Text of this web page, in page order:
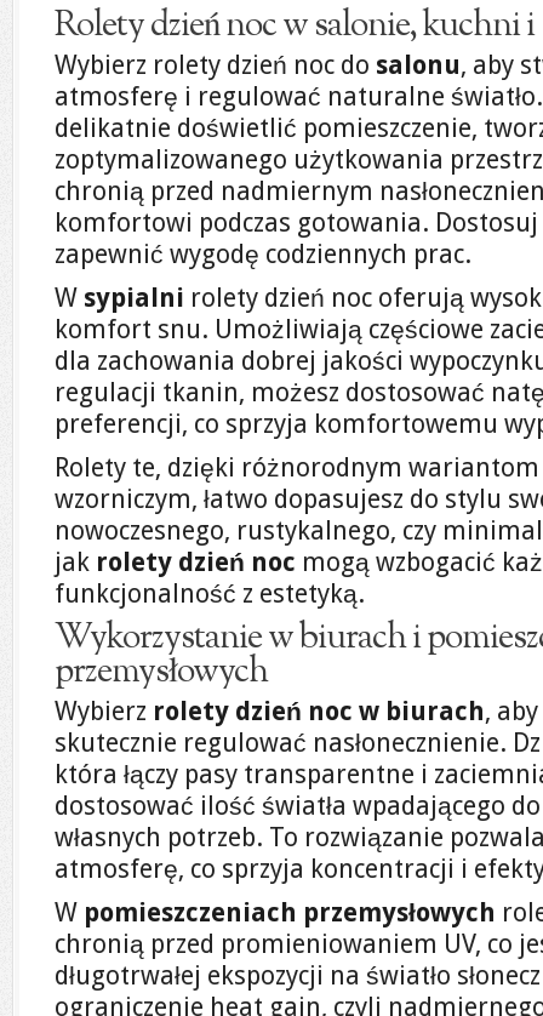
Rolety dzień noc w salonie, kuchni
Wybierz rolety dzień noc do salonu, aby
atmosferę i regulować naturalne
delikatnie doświetlić pomieszczenie,
zoptymalizowanego użytkowania
chronią przed nadmiernym
komfortowi podczas gotowania.
zapewnić wygodę codziennych prac.
W sypialni rolety dzień noc oferują
komfort snu. Umożliwiają częściowe
dla zachowania dobrej jakości
regulacji tkanin, możesz dostosować
preferencji, co sprzyja komfortowemu
Rolety te, dzięki różnorodnym
wzorniczym, łatwo dopasujesz do stylu
nowoczesnego, rustykalnego, czy
jak rolety dzień noc mogą wzbogacić
funkcjonalność z estetyką.
Wykorzystanie w biurach i
przemysłowych
Wybierz rolety dzień noc w biurach,
skutecznie regulować nasłonecznienie.
która łączy pasy transparentne i
dostosować ilość światła wpadającego
własnych potrzeb. To rozwiązanie
atmosferę, co sprzyja koncentracji i
W pomieszczeniach przemysłowych
chronią przed promieniowaniem UV, co
długotrwałej ekspozycji na światło
ograniczenie heat gain, czyli